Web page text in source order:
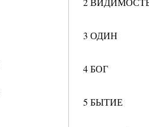
3 ОДИН
4 БОГ
5 БЫТИЕ